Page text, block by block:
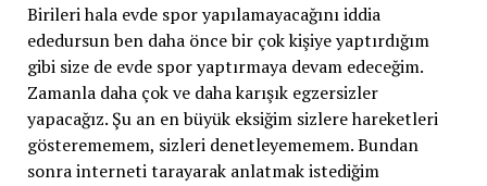
Birileri hala evde spor yapılamayacağını iddia
ededursun ben daha önce bir çok kişiye yaptırdığım
gibi size de evde spor yaptırmaya devam edeceğim.
Zamanla daha çok ve daha karışık egzersizler
yapacağız. Şu an en büyük eksiğim sizlere hareketleri
gösterememem, sizleri denetleyememem. Bundan
sonra interneti tarayarak anlatmak istediğim